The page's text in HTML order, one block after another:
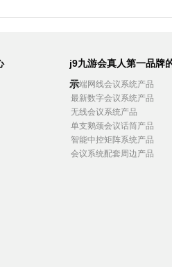
j9九游会真人第一品牌
示
高端网线会议系统产品
最新数字会议系统产品
无线会议系统产品
单支鹅颈会议话筒产品
智能中控矩阵系统产品
会议系统配套周边产品